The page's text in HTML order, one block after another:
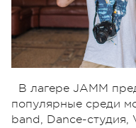
В лагере JAMM
популярные среди
band, Dance-